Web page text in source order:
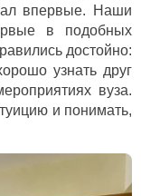
впервые. Наши
в подобных
достойно:
узнать друг
вуза.
и понимать,